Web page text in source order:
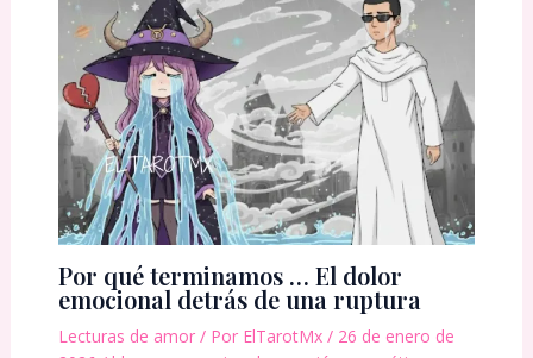
Por qué terminamos … El dolor
emocional detrás de una ruptura
Lecturas de amor/ Por ElTarotMx / 26 de enero de